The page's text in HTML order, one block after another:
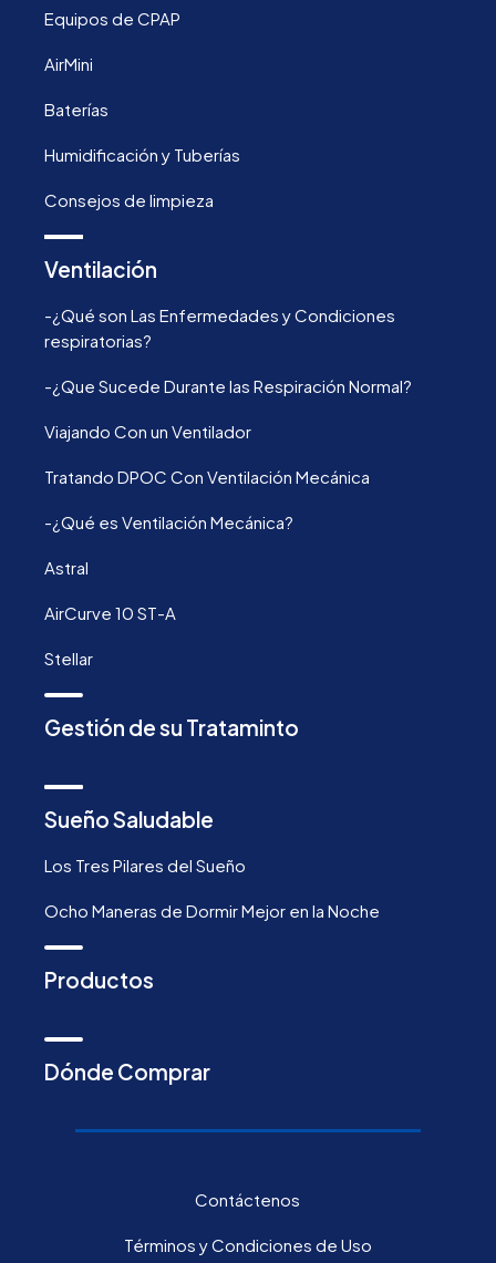
Equipos de CPAP
AirMini
Baterías
Humidificación y Tuberías
Consejos de limpieza
Ventilación
-¿Qué son Las Enfermedades y Condiciones
respiratorias?
-¿Que Sucede Durante las Respiración Normal?
Viajando Con un Ventilador
Tratando DPOC Con Ventilación Mecánica
-¿Qué es Ventilación Mecánica?
Astral
AirCurve 10 ST-A
Stellar
Gestión de su Trataminto
Sueño Saludable
Los Tres Pilares del Sueño
Ocho Maneras de Dormir Mejor en la Noche
Productos
Dónde Comprar
Contáctenos
Términos y Condiciones de Uso